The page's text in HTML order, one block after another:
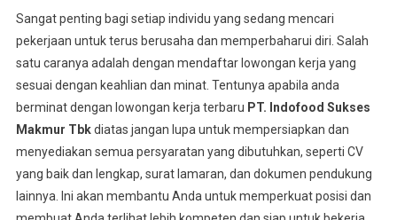
Sangat penting bagi setiap individu yang sedang mencari
pekerjaan untuk terus berusaha dan memperbaharui diri. Salah
satu caranya adalah dengan mendaftar lowongan kerja yang
sesuai dengan keahlian dan minat. Tentunya apabila anda
berminat dengan lowongan kerja terbaru PT. Indofood Sukses
Makmur Tbkdiatas jangan lupa untuk mempersiapkan dan
menyediakan semua persyaratan yang dibutuhkan, seperti CV
yang baik dan lengkap, surat lamaran, dan dokumen pendukung
lainnya. Ini akan membantu Anda untuk memperkuat posisi dan